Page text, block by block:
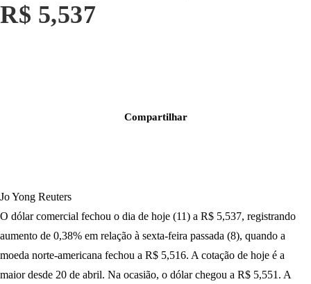
R$ 5,537
Compartilhar
Jo Yong Reuters
O dólar comercial fechou o dia de hoje (11) a R$ 5,537, registrando
aumento de 0,38% em relação à sexta-feira passada (8), quando a
moeda norte-americana fechou a R$ 5,516. A cotação de hoje é a
maior desde 20 de abril. Na ocasião, o dólar chegou a R$ 5,551. A